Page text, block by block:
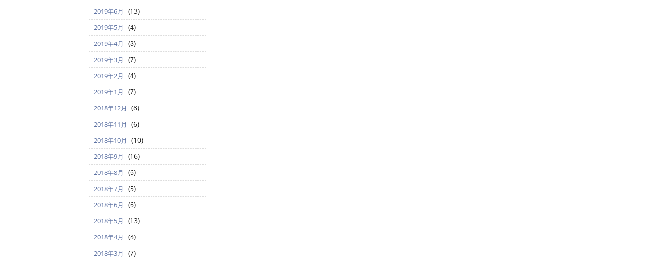
2019年6月 (13)
2019年5月 (4)
2019年4月 (8)
2019年3月 (7)
2019年2月 (4)
2019年1月 (7)
2018年12月 (8)
2018年11月 (6)
2018年10月 (10)
2018年9月 (16)
2018年8月 (6)
2018年7月 (5)
2018年6月 (6)
2018年5月 (13)
2018年4月 (8)
2018年3月 (7)